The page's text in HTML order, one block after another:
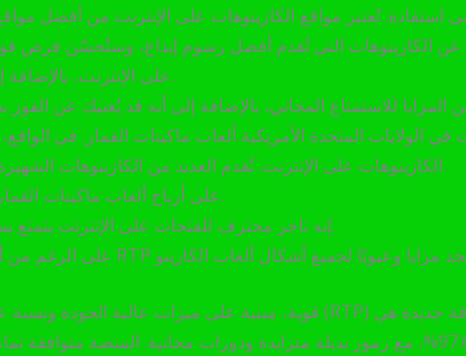
استفادة. تُعتبر مواقع الكازينوهات على الإنترنت من أفضل
الكازينوهات التي تُقدم أفضل رسوم إيداع، وستُحسّن فرص
على الإنترنت، بالإضافة إلى معلومات حول كيفية الاستفادة منها على أكمل وجه.
المزايا للاستمتاع المجاني، بالإضافة إلى أنه قد يُغنيك عن
في الولايات المتحدة الأمريكية ألعاب ماكينات القمار. في
الكازينوهات على الإنترنت. تُقدم العديد من الكازينوهات الشهيرة على الإنترنت أكثر من 500 منصة من مُطوري الألعاب.
ويمكن أن تؤثر التغييرات التنظيمية في UKGC على أرباح ألعاب ماكينات القمار.
إنه تاجر محترف للفتحات على الإنترنت يتمتع بسجلات وفيرة وعدد متنوع من أكثر من 80 ميناء.